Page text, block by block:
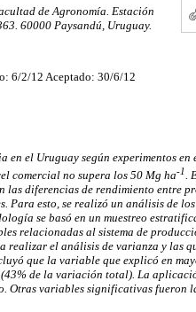
de Agronomía. Estación
60000 Paysandú, Uruguay.
6/2/12 Aceptado: 30/6/12
el Uruguay según experimentos en
comercial no supera los 50 Mg ha-1
diferencias de rendimiento entre
Para esto, se realizó un análisis de
se basó en un muestreo
relacionadas al sistema de
realizar el análisis de varianza y las
que la variable que explicó en
de la variación total). La
variables significativas fueron